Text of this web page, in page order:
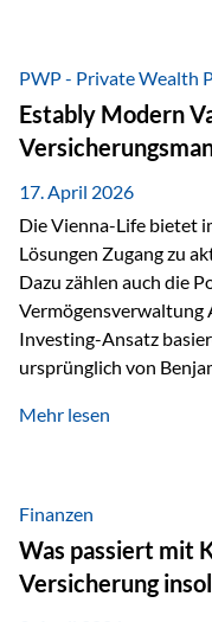
diesem Thema liefern
Ansätze von
für eine verständliche
PWP - Private Wealth
Estably Modern
17. April 2026
Die Vienna-Life bietet
Lösungen Zugang zu
Dazu zählen auch die
Vermögensverwaltung
Investing-Ansatz
ursprünglich von
Modernes Value
Fokus stehen
inneren Wert liegt.
wie Geschäftsmodell,
Mehr lesen
Finanzen
Was passiert mit
Versicherung